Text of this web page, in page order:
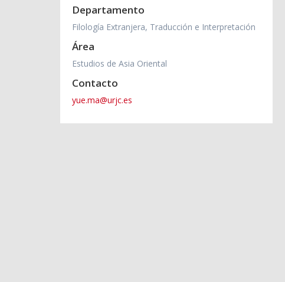
Departamento
Filología Extranjera, Traducción e Interpretación
Área
Estudios de Asia Oriental
Contacto
yue.ma@urjc.es